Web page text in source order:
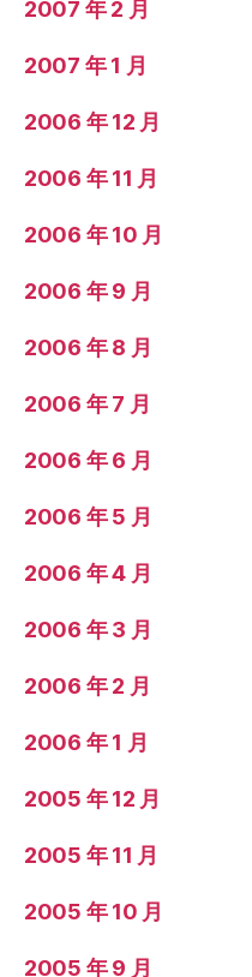
2007 年 2 月
2007 年 1 月
2006 年 12 月
2006 年 11 月
2006 年 10 月
2006 年 9 月
2006 年 8 月
2006 年 7 月
2006 年 6 月
2006 年 5 月
2006 年 4 月
2006 年 3 月
2006 年 2 月
2006 年 1 月
2005 年 12 月
2005 年 11 月
2005 年 10 月
2005 年 9 月